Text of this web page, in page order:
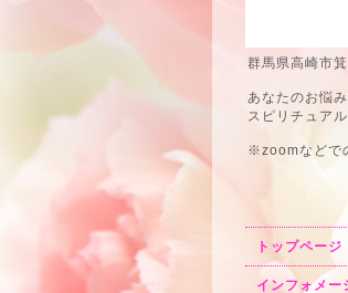
群馬県高崎市
あなたのお悩
スピリチュア
※zoomなどで
トップページ
インフォメー